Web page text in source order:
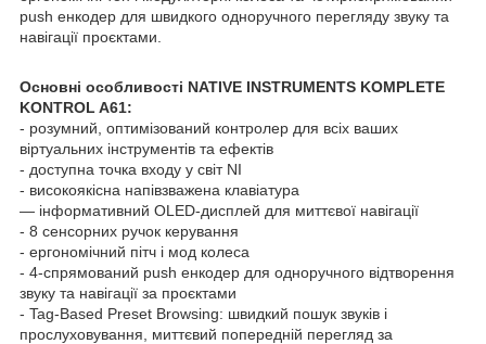
push енкодер для швидкого одноручного перегляду звуку та
навігації проєктами.
Основні особливості NATIVE INSTRUMENTS KOMPLETE
KONTROL A61:
- розумний, оптимізований контролер для всіх ваших
віртуальних інструментів та ефектів
- доступна точка входу у світ NI
- високоякісна напівзважена клавіатура
— інформативний OLED-дисплей для миттєвої навігації
- 8 сенсорних ручок керування
- ергономічний пітч і мод колеса
- 4-спрямований push енкодер для одноручного відтворення
звуку та навігації за проєктами
- Tag-Based Preset Browsing: швидкий пошук звуків і
прослуховування, миттєвий попередній перегляд за